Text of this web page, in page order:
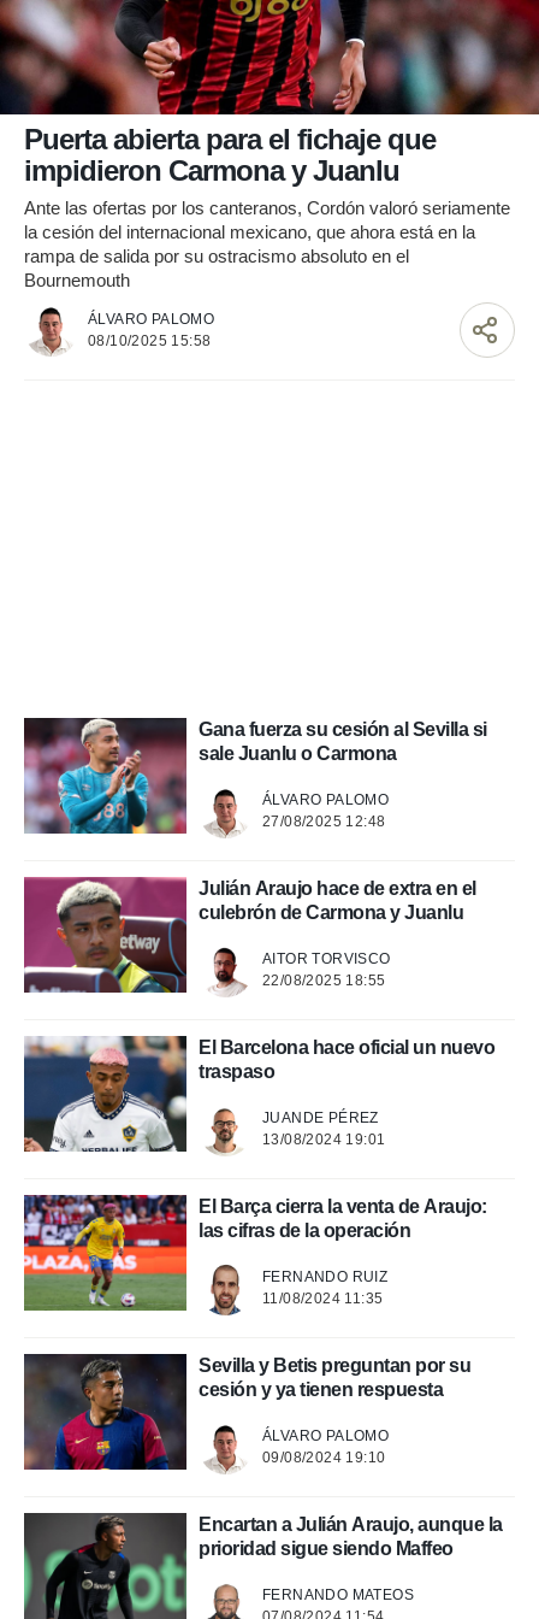
permite
seguir
contenido
a la
la
todas
ya sean
disponible
cookies
aceptar
sitio
de que
sean
el sitio
para
ni para
aunque
no
acceder a
web a
abono
ACEPTAR
Y
CONTINUAR
CONFIGURAR
RECHAZAR
Puerta abierta para el fichaje que
impidieron Carmona y Juanlu
Ante las ofertas por los canteranos, Cordón valoró seriamente
la cesión del internacional mexicano, que ahora está en la
rampa de salida por su ostracismo absoluto en el
Bournemouth
ÁLVARO PALOMO
08/10/2025 15:58
Gana fuerza su cesión al Sevilla si
sale Juanlu o Carmona
ÁLVARO PALOMO
27/08/2025 12:48
Julián Araujo hace de extra en el
culebrón de Carmona y Juanlu
AITOR TORVISCO
22/08/2025 18:55
El Barcelona hace oficial un nuevo
traspaso
JUANDE PÉREZ
13/08/2024 19:01
El Barça cierra la venta de Araujo:
las cifras de la operación
FERNANDO RUIZ
11/08/2024 11:35
Sevilla y Betis preguntan por su
cesión y ya tienen respuesta
ÁLVARO PALOMO
09/08/2024 19:10
Encartan a Julián Araujo, aunque la
prioridad sigue siendo Maffeo
FERNANDO MATEOS